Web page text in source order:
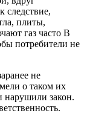
следствие,
плиты,
газ часто В
потребители не
не
о таком их
нарушили закон.